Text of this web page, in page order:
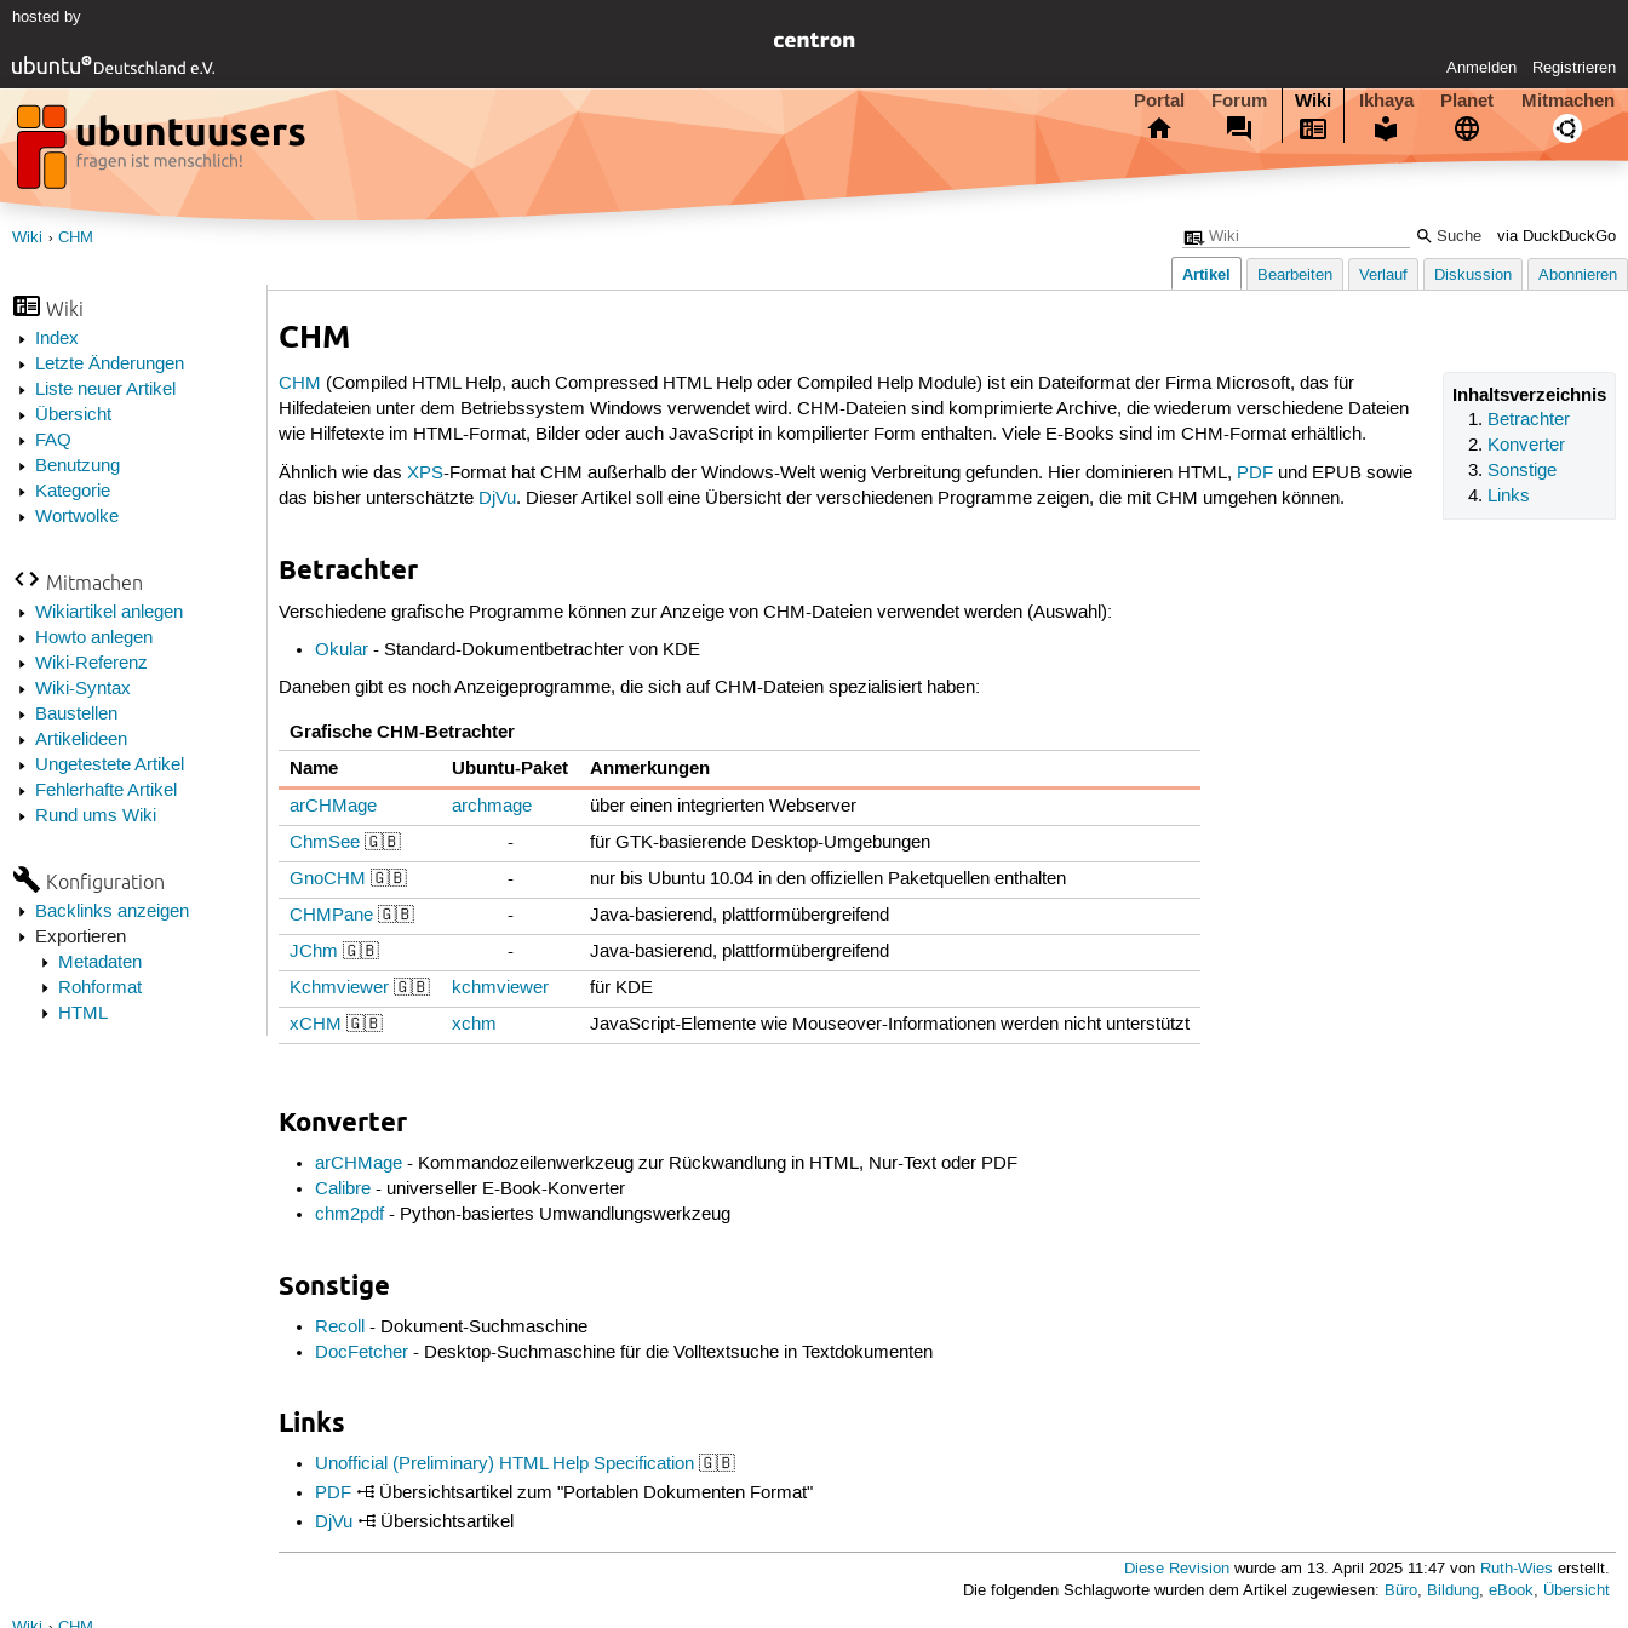
hosted by
Anmelden Registrieren
Portal Forum Wiki Ikhaya Planet Mitmachen
via DuckDuckGo
Wiki CHM
Wiki
Index
Letzte Änderungen
Liste neuer Artikel
Übersicht
FAQ
Benutzung
Kategorie
Wortwolke
Mitmachen
Wikiartikel anlegen
Howto anlegen
Wiki-Referenz
Wiki-Syntax
Baustellen
Artikelideen
Ungetestete Artikel
Fehlerhafte Artikel
Rund ums Wiki
Konfiguration
Backlinks anzeigen
Exportieren
Metadaten
Rohformat
HTML
Artikel Bearbeiten Verlauf Diskussion Abonnieren
CHM
Inhaltsverzeichnis
Betrachter
Konverter
Sonstige
Links
CHM (Compiled HTML Help, auch Compressed HTML Help oder Compiled Help Module) ist ein Dateiformat der Firma Microsoft, das für
Hilfedateien unter dem Betriebssystem Windows verwendet wird. CHM-Dateien sind komprimierte Archive, die wiederum verschiedene Dateien
wie Hilfetexte im HTML-Format, Bilder oder auch JavaScript in kompilierter Form enthalten. Viele E-Books sind im CHM-Format erhältlich.
Ähnlich wie dasXPS-Format hat CHM außerhalb der Windows-Welt wenig Verbreitung gefunden. Hier dominieren HTML, PDF und EPUB sowie
das bisher unterschätzte DjVu. Dieser Artikel soll eine Übersicht der verschiedenen Programme zeigen, die mit CHM umgehen können.
Betrachter
Verschiedene grafische Programme können zur Anzeige von CHM-Dateien verwendet werden (Auswahl):
Okular- Standard-Dokumentbetrachter von KDE
Daneben gibt es noch Anzeigeprogramme, die sich auf CHM-Dateien spezialisiert haben:
Grafische CHM-Betrachter
Name
Ubuntu-Paket Anmerkungen
arCHMage archmage
über einen integrierten Webserver
ChmSee 🇬🇧 -
für GTK-basierende Desktop-Umgebungen
GnoCHM 🇬🇧 -
nur bis Ubuntu 10.04 in den offiziellen Paketquellen enthalten
CHMPane 🇬🇧 -
Java-basierend, plattformübergreifend
JChm 🇬🇧 -
Java-basierend, plattformübergreifend
Kchmviewer 🇬🇧 kchmviewer
für KDE
xCHM 🇬🇧 xchm JavaScript-Elemente wie Mouseover-Informationen werden nicht unterstützt
Konverter
arCHMage- Kommandozeilenwerkzeug zur Rückwandlung in HTML, Nur-Text oder PDF
Calibre- universeller E-Book-Konverter
chm2pdf- Python-basiertes Umwandlungswerkzeug
Sonstige
Recoll - Dokument-Suchmaschine
DocFetcher- Desktop-Suchmaschine für die Volltextsuche in Textdokumenten
Links
Unofficial (Preliminary) HTML Help Specification🇬🇧
PDF
Übersichtsartikel zum "Portablen Dokumenten Format"
DjVu
Übersichtsartikel
Diese Revision wurde am 13. April 2025 11:47 von Ruth-Wies erstellt.
Die folgenden Schlagworte wurden dem Artikel zugewiesen: Büro, Bildung,eBook, Übersicht